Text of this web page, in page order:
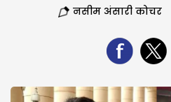
नसीम अंसारी कोचर